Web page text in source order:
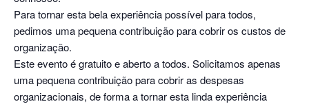
Para tornar esta bela experiência possível para todos,
pedimos uma pequena contribuição para cobrir os custos de
organização.
Este evento é gratuito e aberto a todos. Solicitamos apenas
uma pequena contribuição para cobrir as despesas
organizacionais, de forma a tornar esta linda experiência